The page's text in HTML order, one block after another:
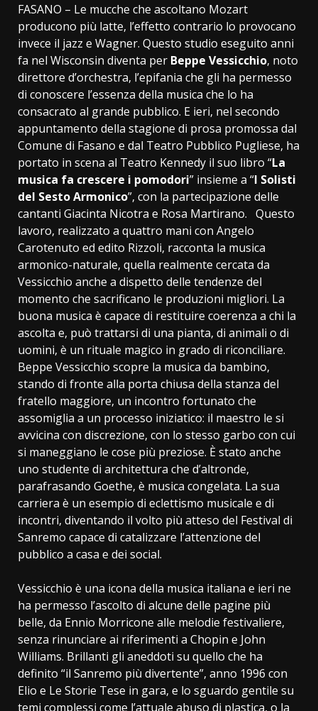
FASANO – Le mucche che ascoltano Mozart
producono più latte, l’effetto contrario lo provocano
invece il jazz e Wagner. Questo studio eseguito anni
fa nel Wisconsin diventa per Beppe Vessicchio, noto
direttore d’orchestra, l’epifania che gli ha permesso
di conoscere l’essenza della musica che lo ha
consacrato al grande pubblico. E ieri, nel secondo
appuntamento della stagione di prosa promossa dal
Comune di Fasano e dal Teatro Pubblico Pugliese, ha
portato in scena al Teatro Kennedy il suo libro “La
musica fa crescere i pomodori” insieme a “I Solisti
del Sesto Armonico”, con la partecipazione delle
cantanti Giacinta Nicotra e Rosa Martirano. Questo
lavoro, realizzato a quattro mani con Angelo
Carotenuto ed edito Rizzoli, racconta la musica
armonico-naturale, quella realmente cercata da
Vessicchio anche a dispetto delle tendenze del
momento che sacrificano le produzioni migliori. La
buona musica è capace di restituire coerenza a chi la
ascolta e, può trattarsi di una pianta, di animali o di
uomini, è un rituale magico in grado di riconciliare.
Beppe Vessicchio scopre la musica da bambino,
stando di fronte alla porta chiusa della stanza del
fratello maggiore, un incontro fortunato che
assomiglia a un processo iniziatico: il maestro le si
avvicina con discrezione, con lo stesso garbo con cui
si maneggiano le cose più preziose. È stato anche
uno studente di architettura che d’altronde,
parafrasando Goethe, è musica congelata. La sua
carriera è un esempio di eclettismo musicale e di
incontri, diventando il volto più atteso del Festival di
Sanremo capace di catalizzare l’attenzione del
pubblico a casa e dei social.
Vessicchio è una icona della musica italiana e ieri ne
ha permesso l’ascolto di alcune delle pagine più
belle, da Ennio Morricone alle melodie festivaliere,
senza rinunciare ai riferimenti a Chopin e John
Williams. Brillanti gli aneddoti su quello che ha
definito “il Sanremo più divertente”, anno 1996 con
Elio e Le Storie Tese in gara, e lo sguardo gentile su
temi complessi come l’attuale abuso di plastica, o la